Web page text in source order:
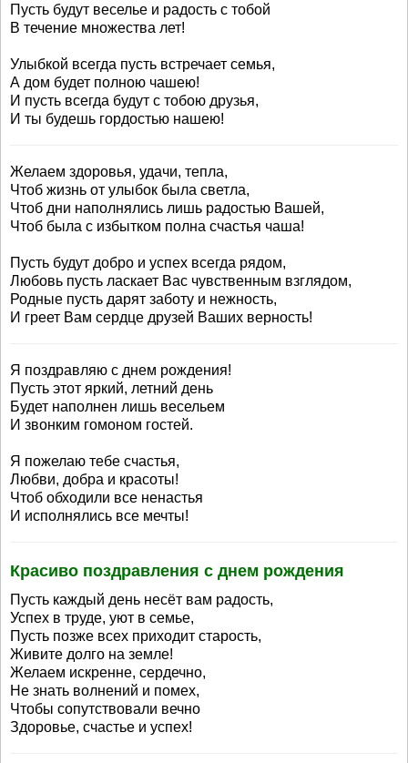
Пусть будут веселье и радость с тобой
В течение множества лет!
Улыбкой всегда пусть встречает семья,
А дом будет полною чашею!
И пусть всегда будут с тобою друзья,
И ты будешь гордостью нашею!
Желаем здоровья, удачи, тепла,
Чтоб жизнь от улыбок была светла,
Чтоб дни наполнялись лишь радостью Вашей,
Чтоб была с избытком полна счастья чаша!
Пусть будут добро и успех всегда рядом,
Любовь пусть ласкает Вас чувственным взглядом,
Родные пусть дарят заботу и нежность,
И греет Вам сердце друзей Ваших верность!
Я поздравляю с днем рождения!
Пусть этот яркий, летний день
Будет наполнен лишь весельем
И звонким гомоном гостей.
Я пожелаю тебе счастья,
Любви, добра и красоты!
Чтоб обходили все ненастья
И исполнялись все мечты!
Красиво поздравления с днем рождения
Пусть каждый день несёт вам радость,
Успех в труде, уют в семье,
Пусть позже всех приходит старость,
Живите долго на земле!
Желаем искренне, сердечно,
Hе знать волнений и помех,
Чтобы сопутствовали вечно
Здоровье, счастье и успех!